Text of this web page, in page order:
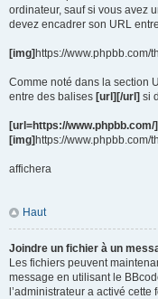
ordinateur, sauf si vous avez
devez encadrer son URL
[img] https://
Comme noté dans la section
entre des balises [url][/url] si
[url=https://www.phpbb.com/]
[img] https://
affichera
Haut
Joindre un fichier à un
Les fichiers peuvent
message en utilisant le
l’administrateur a activé